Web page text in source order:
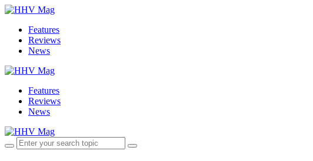
Features
Reviews
News
Features
Reviews
News